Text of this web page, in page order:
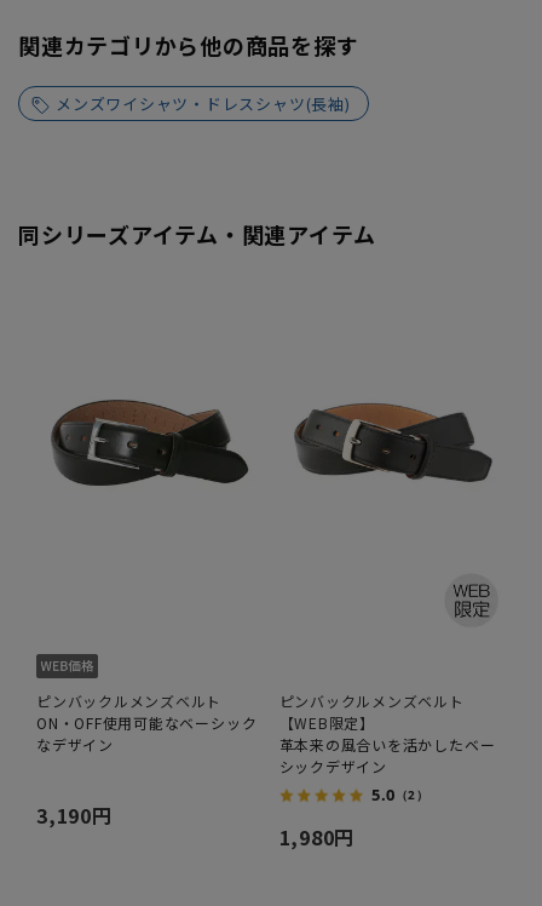
関連カテゴリから他の商品を探す
メンズワイシャツ・ドレスシャツ(長袖)
同シリーズアイテム・関連アイテム
ピンバックルメンズベルト
ON・OFF使用可能なベーシック
なデザイン
3,190円
ピンバックルメンズベルト
【WEB限定】
革本来の風合いを活かしたベー
シックデザイン
5.0 （2）
1,980円